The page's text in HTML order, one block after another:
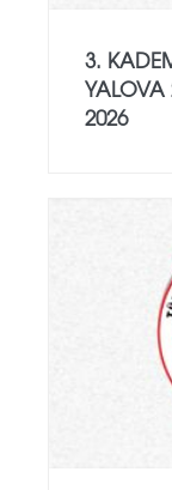
3.
YALOVA
2026